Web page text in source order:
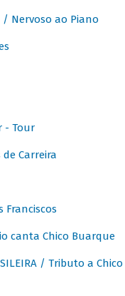
/ Nervoso ao Piano
- Tour
de Carreira
Franciscos
canta Chico Buarque
/ Tributo a